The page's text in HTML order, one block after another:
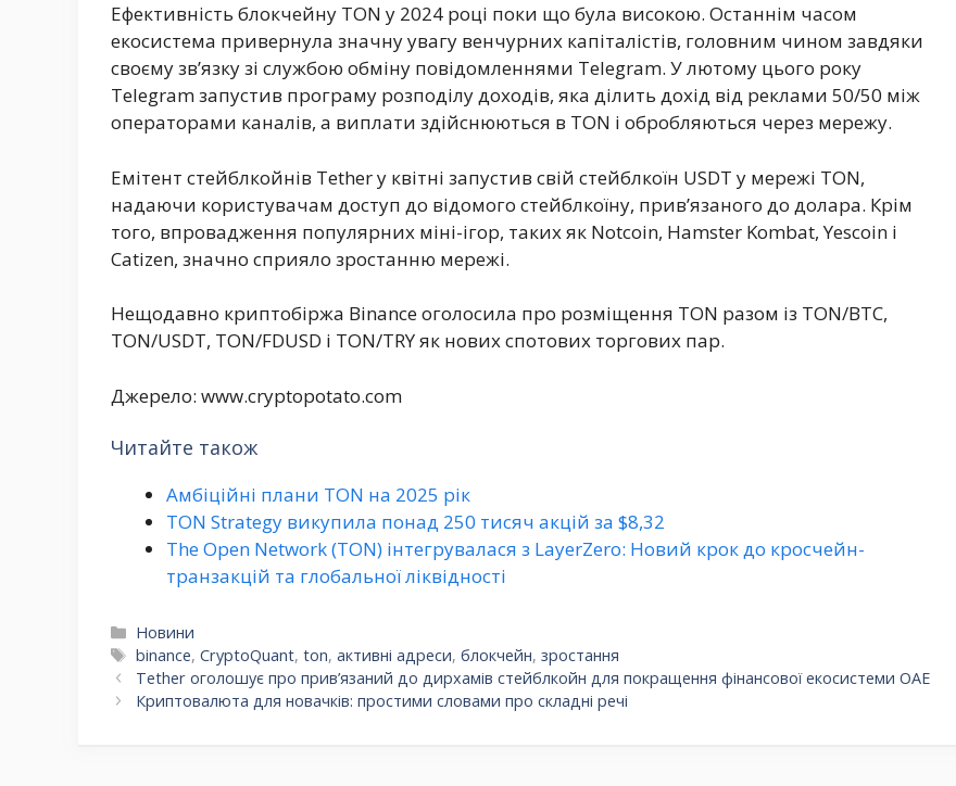
Ефективність блокчейну TON у 2024 році поки що була високою. Останнім часом
екосистема привернула значну увагу венчурних капіталістів, головним чином завдяки
своєму зв’язку зі службою обміну повідомленнями Telegram. У лютому цього року
Telegram запустив програму розподілу доходів, яка ділить дохід від реклами 50/50 між
операторами каналів, а виплати здійснюються в TON і обробляються через мережу.
Емітент стейблкойнів Tether у квітні запустив свій стейблкоїн USDT у мережі TON,
надаючи користувачам доступ до відомого стейблкоїну, прив’язаного до долара. Крім
того, впровадження популярних міні-ігор, таких як Notcoin, Hamster Kombat, Yescoin і
Catizen, значно сприяло зростанню мережі.
Нещодавно криптобіржа Binance оголосила про розміщення TON разом із TON/BTC,
TON/USDT, TON/FDUSD і TON/TRY як нових спотових торгових пар.
Джерело: www.cryptopotato.com
Читайте також
Амбіційні плани TON на 2025 рік
TON Strategy викупила понад 250 тисяч акцій за $8,32
The Open Network (TON) інтегрувалася з LayerZero: Новий крок до кросчейн-
транзакцій та глобальної ліквідності
Категорії
Новини
Позначки
binance,CryptoQuant,ton,активні адреси,блокчейн,зростання
Tether оголошує про прив’язаний до дирхамів стейблкойн для покращення фінансової екосистеми ОАЕ
Криптовалюта для новачків: простими словами про складні речі